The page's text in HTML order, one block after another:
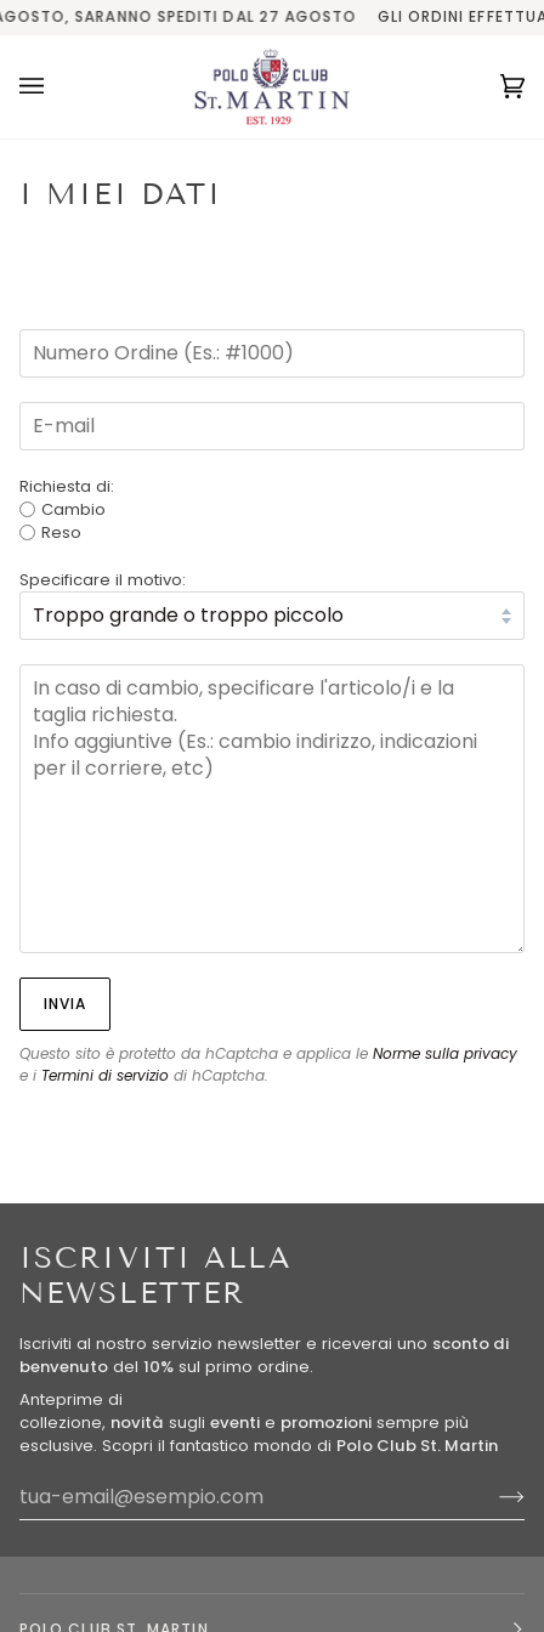
Salta
SARANNO SPEDITI DAL 27 AGOSTO GLI ORDINI
I MIEI DATI
Richiesta di:
Cambio
Reso
Specificare il motivo:
INVIA
Questo sito è protetto da hCaptcha e applica le Norme sulla privacy
e i Termini di servizio di hCaptcha.
ISCRIVITI ALLA
NEWSLETTER
Iscriviti al nostro servizio newsletter e riceverai uno sconto di
benvenuto del 10% sul primo ordine.
Anteprime di
collezione, novità sugli eventi e promozioni sempre più
esclusive. Scopri il fantastico mondo di Polo Club St. Martin